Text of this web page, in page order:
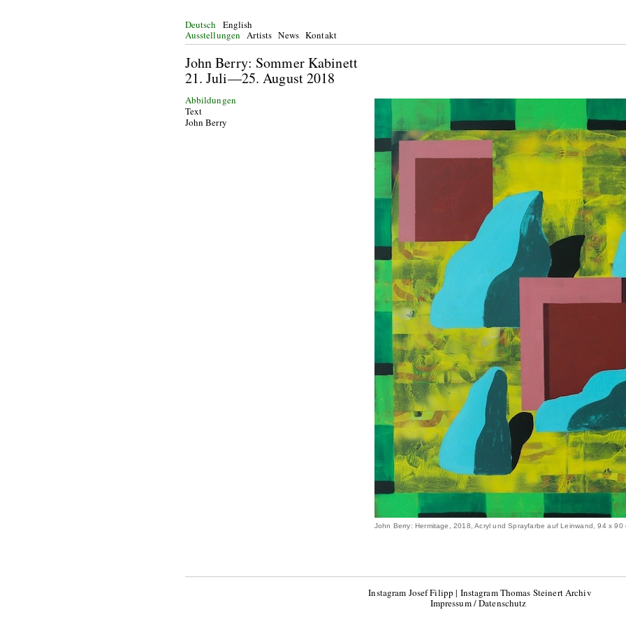
Deutsch
English
Ausstellungen Artists News Kontakt
John Berry: Sommer Kabinett
21. Juli—25. August 2018
John Berry: Hermitage, 2018, Acryl und Sprayfarbe auf Leinwand, 94 x 90
Abbildungen
Text
John Berry
Instagram Josef Filipp | Instagram Thomas Steinert Archiv
Impressum / Datenschutz